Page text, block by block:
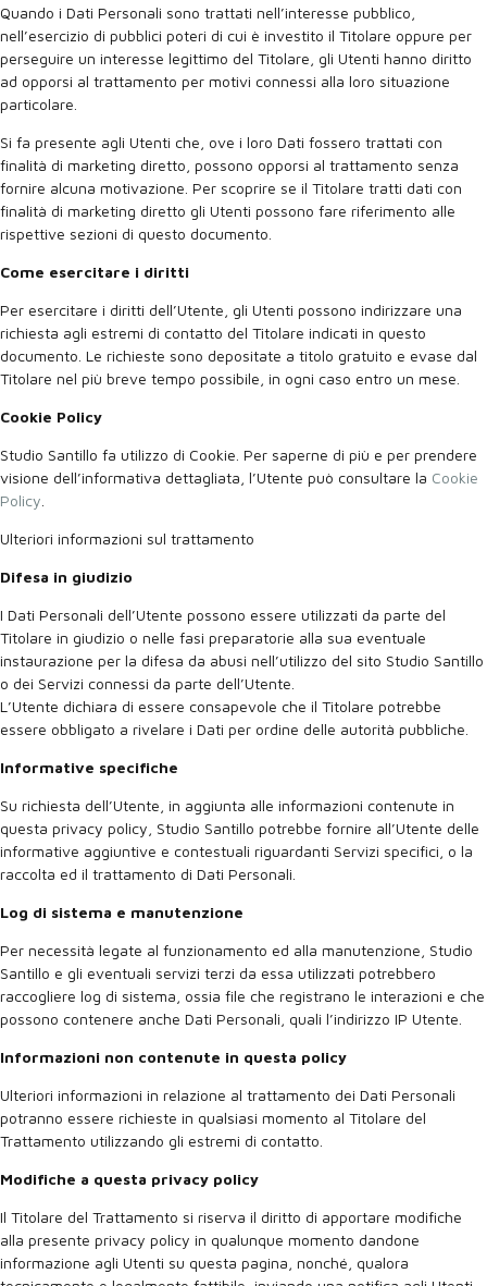
Quando i Dati Personali sono trattati nell’interesse pubblico,
nell’esercizio di pubblici poteri di cui è investito il Titolare oppure per
perseguire un interesse legittimo del Titolare, gli Utenti hanno diritto
ad opporsi al trattamento per motivi connessi alla loro situazione
particolare.
Si fa presente agli Utenti che, ove i loro Dati fossero trattati con
finalità di marketing diretto, possono opporsi al trattamento senza
fornire alcuna motivazione. Per scoprire se il Titolare tratti dati con
finalità di marketing diretto gli Utenti possono fare riferimento alle
rispettive sezioni di questo documento.
Come esercitare i diritti
Per esercitare i diritti dell’Utente, gli Utenti possono indirizzare una
richiesta agli estremi di contatto del Titolare indicati in questo
documento. Le richieste sono depositate a titolo gratuito e evase dal
Titolare nel più breve tempo possibile, in ogni caso entro un mese.
Cookie Policy
Studio Santillo fa utilizzo di Cookie. Per saperne di più e per prendere
visione dell’informativa dettagliata, l’Utente può consultare la Cookie
Policy
Ulteriori informazioni sul trattamento
Difesa in giudizio
I Dati Personali dell’Utente possono essere utilizzati da parte del
Titolare in giudizio o nelle fasi preparatorie alla sua eventuale
instaurazione per la difesa da abusi nell’utilizzo del sito Studio Santillo
o dei Servizi connessi da parte dell’Utente.
L’Utente dichiara di essere consapevole che il Titolare potrebbe
essere obbligato a rivelare i Dati per ordine delle autorità pubbliche.
Informative specifiche
Su richiesta dell’Utente, in aggiunta alle informazioni contenute in
questa privacy policy, Studio Santillo potrebbe fornire all’Utente delle
informative aggiuntive e contestuali riguardanti Servizi specifici, o la
raccolta ed il trattamento di Dati Personali.
Log di sistema e manutenzione
Per necessità legate al funzionamento ed alla manutenzione, Studio
Santillo e gli eventuali servizi terzi da essa utilizzati potrebbero
raccogliere log di sistema, ossia file che registrano le interazioni e che
possono contenere anche Dati Personali, quali l’indirizzo IP Utente.
Informazioni non contenute in questa policy
Ulteriori informazioni in relazione al trattamento dei Dati Personali
potranno essere richieste in qualsiasi momento al Titolare del
Trattamento utilizzando gli estremi di contatto.
Modifiche a questa privacy policy
Il Titolare del Trattamento si riserva il diritto di apportare modifiche
alla presente privacy policy in qualunque momento dandone
informazione agli Utenti su questa pagina, nonché, qualora